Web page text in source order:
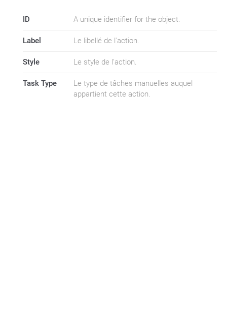
ID A unique identifier for the object.
Label Le libellé de l'action.
Style Le style de l'action.
Task Type
Le type de tâches manuelles auquel
appartient cette action.